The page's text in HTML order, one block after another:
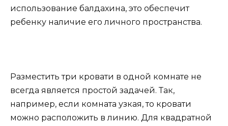
использование балдахина, это обеспечит
ребенку наличие его личного пространства.
Разместить три кровати в одной комнате не
всегда является простой задачей. Так,
например, если комната узкая, то кровати
можно расположить в линию. Для квадратной